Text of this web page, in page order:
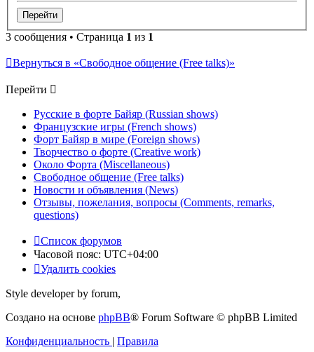
3 сообщения • Страница 1 из 1
Вернуться в «Свободное общение (Free talks)»
Перейти
Русские в форте Байяр (Russian shows)
Французские игры (French shows)
Форт Байяр в мире (Foreign shows)
Творчество о форте (Creative work)
Около Форта (Miscellaneous)
Свободное общение (Free talks)
Новости и объявления (News)
Отзывы, пожелания, вопросы (Comments, remarks,
questions)
Список форумов
Часовой пояс: UTC+04:00
Удалить cookies
Style developer by forum,
Создано на основе phpBB® Forum Software © phpBB Limited
Конфиденциальность | Правила